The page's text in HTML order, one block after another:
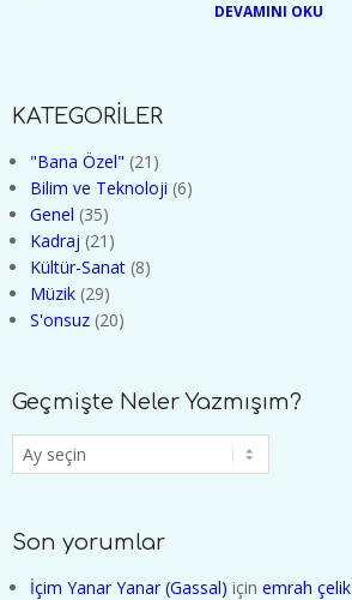
DEVAMINI OKU
KATEGORİLER
"Bana Özel" (21)
Bilim ve Teknoloji (6)
Genel (35)
Kadraj (21)
Kültür-Sanat (8)
Müzik (29)
S'onsuz (20)
Geçmişte Neler Yazmışım?
Geçmişte
Neler
Son yorumlar
İçim Yanar Yanar (Gassal) için emrah çelik